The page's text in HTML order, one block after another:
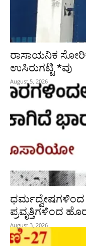
ರಾಸಾಯನಿಕ
ಉಸಿರುಗಟ್ಟಿ *ವು
August 5, 2026
ಧರ್ಮದ್ವೇಷಗಳಿಂದ
ಪ್ರವೃತ್ತಿಗಳಿಂದ
August 3, 2026